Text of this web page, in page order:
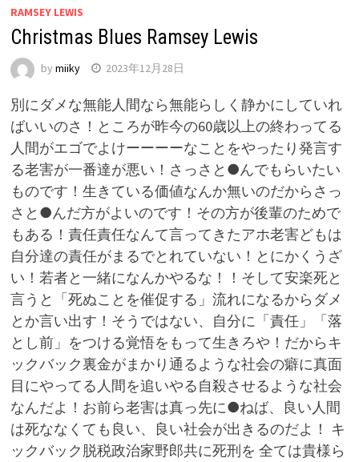
RAMSEY LEWIS
Christmas Blues Ramsey Lewis
by miiky 2023年12月28日
別にダメな無能人間なら無能らしく静かにしていれ
ばいいのさ！ところが昨今の60歳以上の終わってる
人間がエゴでよけーーーーなことをやったり発言す
る老害が一番達が悪い！さっさと●んでもらいたい
ものです！生きている価値なんか無いのだからさっ
さと●んだ方がよいのです！その方が後輩のためで
もある！責任責任なんて言ってきたアホ老害どもは
自分達の責任がまるでとれていない！とにかくうざ
い！若者と一緒になんかやるな！！そして安楽死と
言うと「死ぬことを催促する」流れになるからダメ
とか言い出す！そうではない、自分に「責任」「落
とし前」をつける覚悟をもって生きろや！だからキ
ックバック裏金がまかり通るような社会の癖に真面
目にやってる人間を追いやる自殺させるような社会
なんだよ！お前ら老害は真っ先に●ねば、良い人間
は死ななくても良い、良い社会が出きるのだよ！ キ
ックバック脱税政治家野郎共に死刑を 全ては貴様ら